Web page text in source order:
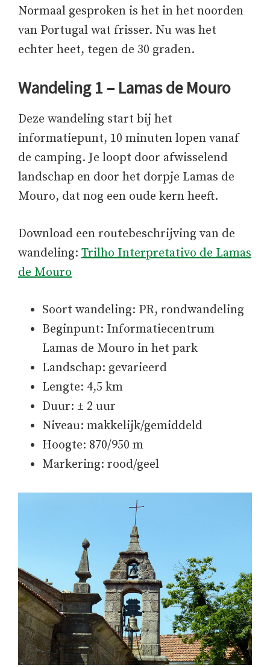
Normaal gesproken is het in het noorden
van Portugal wat frisser. Nu was het
echter heet, tegen de 30 graden.
Wandeling 1 – Lamas de Mouro
Deze wandeling start bij het
informatiepunt, 10 minuten lopen vanaf
de camping. Je loopt door afwisselend
landschap en door het dorpje Lamas de
Mouro, dat nog een oude kern heeft.
Download een routebeschrijving van de
wandeling: Trilho Interpretativo de Lamas
de Mouro
Soort wandeling: PR, rondwandeling
Beginpunt: Informatiecentrum
Lamas de Mouro in het park
Landschap: gevarieerd
Lengte: 4,5 km
Duur: ± 2 uur
Niveau: makkelijk/gemiddeld
Hoogte: 870/950 m
Markering: rood/geel